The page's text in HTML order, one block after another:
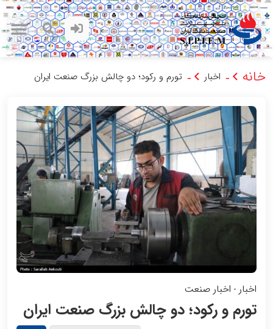
خانه - اخبار - تورم و رکود؛ دو چالش بزرگ صنعت ایران
اخبار - اخبار صنعت
تورم و رکود؛ دو چالش بزرگ صنعت ایران